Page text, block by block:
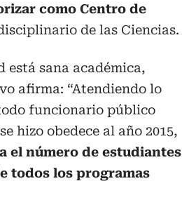
como Centro de
de las Ciencias.
está sana académica,
afirma: “Atendiendo lo
funcionario público
hizo obedece al año 2015,
el número de estudiantes
todos los programas